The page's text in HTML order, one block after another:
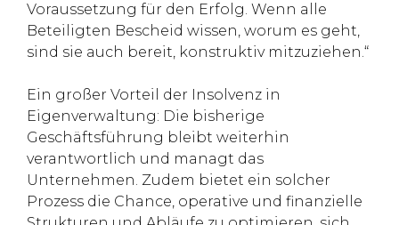
Voraussetzung für den Erfolg. Wenn alle
Beteiligten Bescheid wissen, worum es geht,
sind sie auch bereit, konstruktiv mitzuziehen.“
Ein großer Vorteil der Insolvenz in
Eigenverwaltung: Die bisherige
Geschäftsführung bleibt weiterhin
verantwortlich und managt das
Unternehmen. Zudem bietet ein solcher
Prozess die Chance, operative und finanzielle